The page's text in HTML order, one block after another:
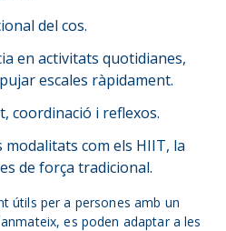
del cos.
en activitats quotidianes,
escales ràpidament.
coordinació i reflexos.
com els HIIT, la
de força tradicional.
útils per a persones amb un
es poden adaptar a les